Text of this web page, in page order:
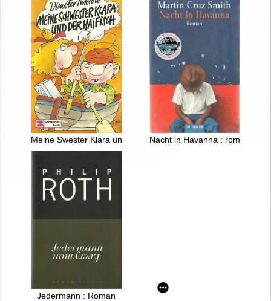
Meine Swester Klara und der HaifischNacht in Havanna : roman
Jedermann : Roman